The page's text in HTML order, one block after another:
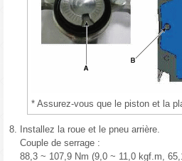
* Assurez-vous que le piston et la
8.
Installez la roue et le pneu arrière.
Couple de serrage :
88,3 ~ 107,9 Nm (9,0 ~ 11,0 kgf.m,